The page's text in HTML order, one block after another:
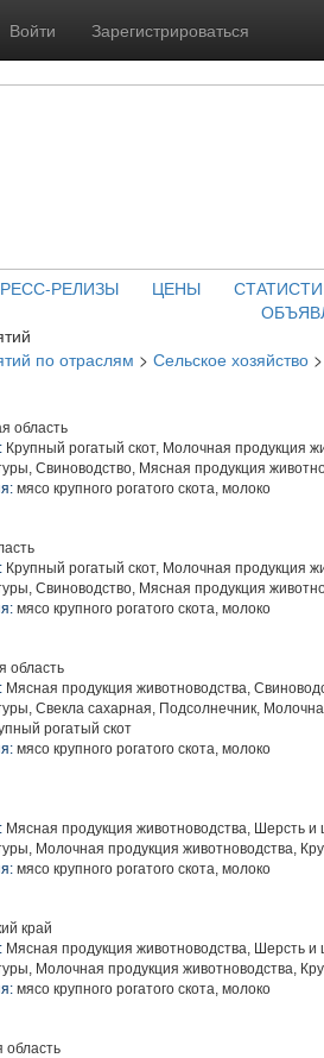
Войти Зарегистрироваться
РЕЛИЗЫ ЦЕНЫ
по отраслям > Сельское хозяйство
область
Крупный рогатый скот, Молочная продукция
Свиноводство, Мясная продукция
мясо крупного рогатого скота, молоко
Крупный рогатый скот, Молочная продукция
Свиноводство, Мясная продукция
мясо крупного рогатого скота, молоко
область
Мясная продукция животноводства,
Свекла сахарная, Подсолнечник,
рогатый скот
мясо крупного рогатого скота, молоко
Мясная продукция животноводства, Шерсть и
Молочная продукция животноводства,
мясо крупного рогатого скота, молоко
край
Мясная продукция животноводства, Шерсть и
Молочная продукция животноводства,
мясо крупного рогатого скота, молоко
область